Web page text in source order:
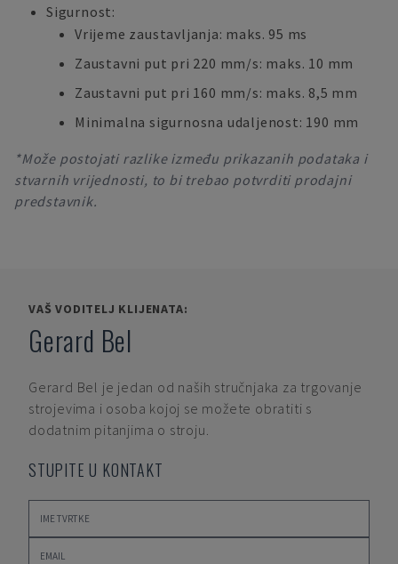
Sigurnost:
Vrijeme zaustavljanja: maks. 95 ms
Zaustavni put pri 220 mm/s: maks. 10 mm
Zaustavni put pri 160 mm/s: maks. 8,5 mm
Minimalna sigurnosna udaljenost: 190 mm
*Može postojati razlike između prikazanih podataka i
stvarnih vrijednosti, to bi trebao potvrditi prodajni
predstavnik.
VAŠ VODITELJ KLIJENATA:
Gerard Bel
Gerard Bel je jedan od naših stručnjaka za trgovanje
strojevima i osoba kojoj se možete obratiti s
dodatnim pitanjima o stroju.
STUPITE U KONTAKT